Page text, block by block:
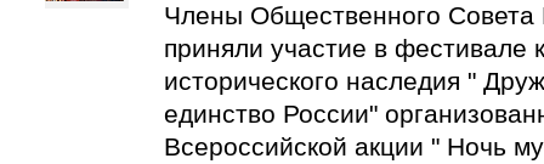
Члены Общественного Совета
приняли участие в фестивале
исторического наследия "
единство России"
Всероссийской акции " Ночь